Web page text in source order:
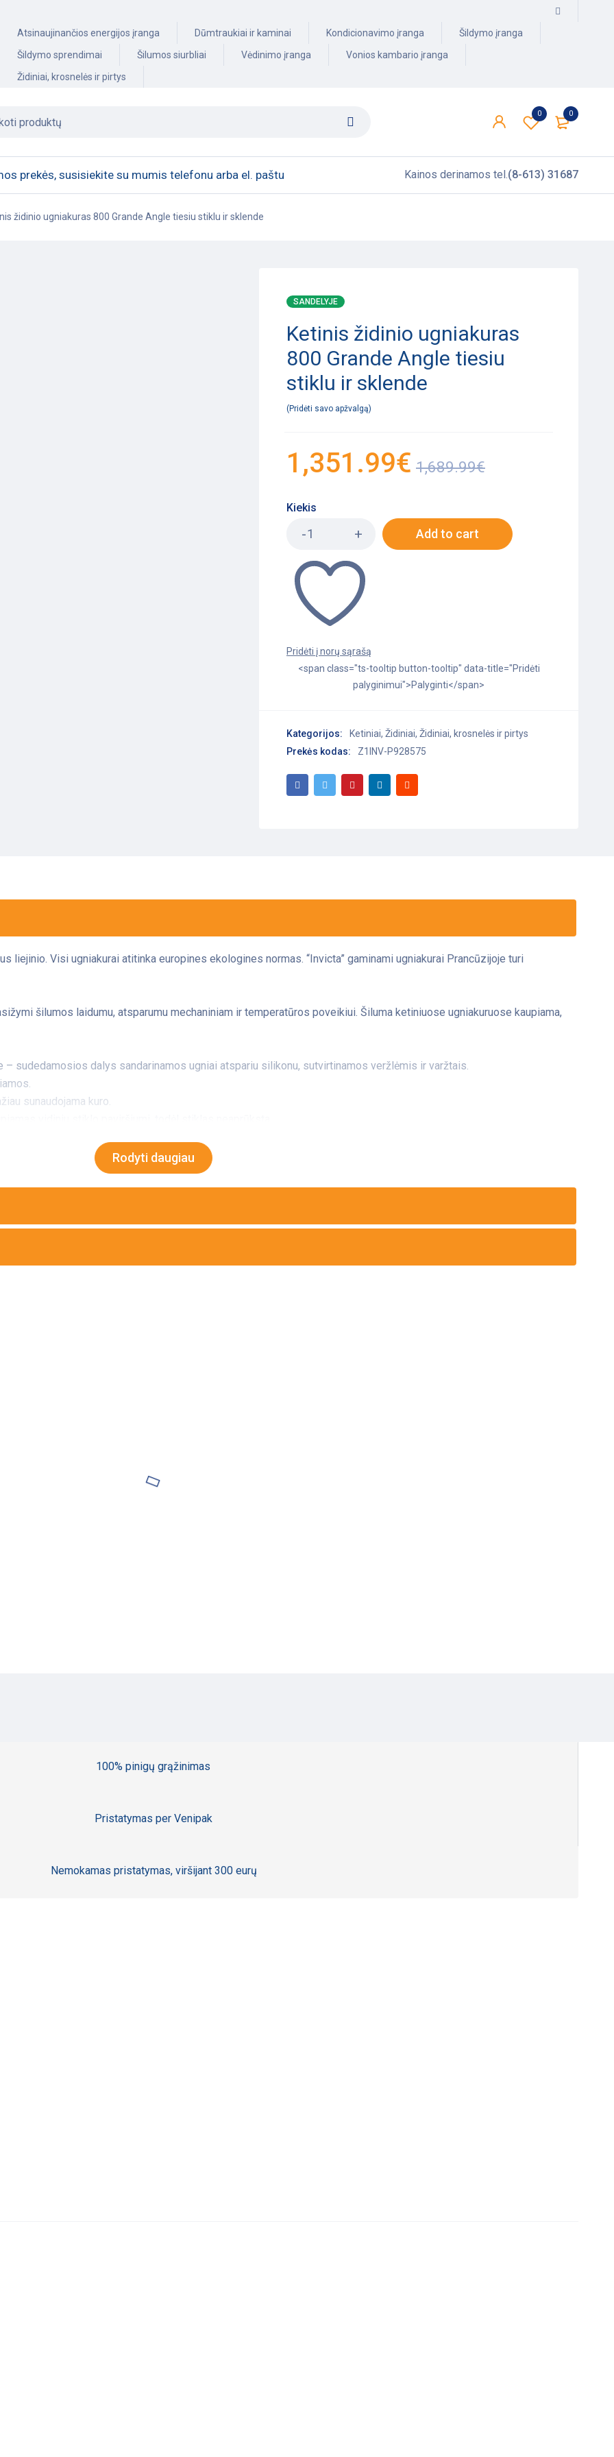
Atsinaujinančios energijos įranga Dūmtraukiai ir kaminai Kondicionavimo įranga
Šildymo įranga
Šildymo sprendimai
Šilumos siurbliai Vėdinimo įranga
Vonios kambario įranga
Židiniai, krosnelės ir pirtys
0
0
prekės, susisiekite su mumis telefonu arba el. paštu Kainos derinamos tel.(8-613) 31687
židinio ugniakuras 800 Grande Angle tiesiu stiklu ir sklende
SANDELYJE
Ketinis židinio ugniakuras
800 Grande Angle tiesiu
stiklu ir sklende
Pridėti savo apžvalgą
1,689.99€
1,351.99€
Kiekis
Add to cart
<span class="ts-tooltip button-tooltip" data-title="Pridėti
palyginimui">Palyginti</span>
Kategorijos: Ketiniai, Židiniai, Židiniai, krosnelės ir pirtys
Prekės kodas:
Z1INV-P928575
liejinio. Visi ugniakurai atitinka europines ekologines normas. “Invicta” gaminami ugniakurai Prancūzijoje turi
šilumos laidumu, atsparumu mechaniniam ir temperatūros poveikiui. Šiluma ketiniuose ugniakuruose kaupiama,
– sudedamosios dalys sandarinamos ugniai atspariu silikonu, sutvirtinamos veržlėmis ir varžtais.
sunaudojama kuro.
Rodyti daugiau
100% pinigų grąžinimas
Pristatymas per Venipak
Nemokamas pristatymas, viršijant 300 eurų